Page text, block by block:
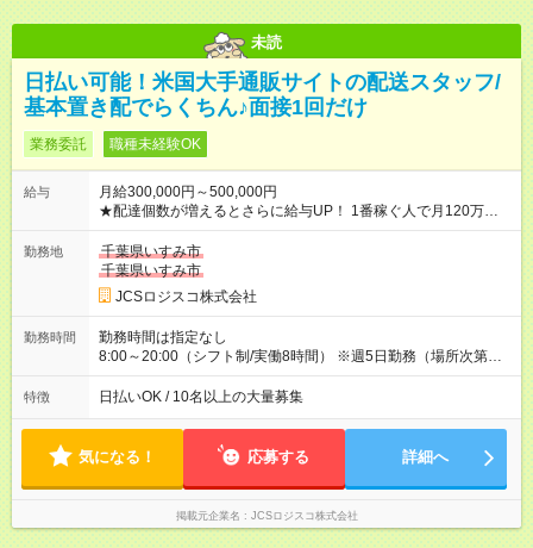
未読
日払い可能！米国大手通販サイトの配送スタッフ/
基本置き配でらくちん♪面接1回だけ
業務委託 職種未経験OK
給与
月給300,000円～500,000円
★配達個数が増えるとさらに給与UP！ 1番稼ぐ人で月120万ほ
ど！ ・主要都市エリア 月収55万円／週5日稼働 月収65万~112
万円／週6日稼働 ・地方郊外エリア 月収40万円／週5日稼働 月
収40万円~50万円／週6日稼働 ＜モデルイメージ＞ ■月収50万
円 (27歳男性/江東区在住)※元建築関係 1日150個配達×25日勤務
(日休み) ■月収80万円(43歳男性/墨田区在住)※元営業 1日200個
勤務地
千葉県いすみ市
千葉県いすみ市
JCSロジスコ株式会社
勤務時間
勤務時間は指定なし
8:00～20:00（シフト制/実働8時間） ※週5日勤務（場所次第で
は週4も有り） ※配達状況によって時間外での勤務可能性有り ※
案件により多少の前後あり ※配達が完了次第、帰社OKです
特徴 日払いOK / 10名以上の大量募集
気になる！ 応募する 詳細へ
掲載元企業名 JCSロジスコ株式会社